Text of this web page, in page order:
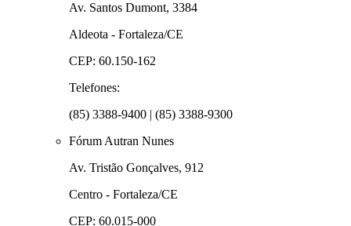
Av. Santos Dumont, 3384
Aldeota - Fortaleza/CE
CEP: 60.150-162
Telefones:
(85) 3388-9400 | (85) 3388-9300
Fórum Autran Nunes
Av. Tristão Gonçalves, 912
Centro - Fortaleza/CE
CEP: 60.015-000